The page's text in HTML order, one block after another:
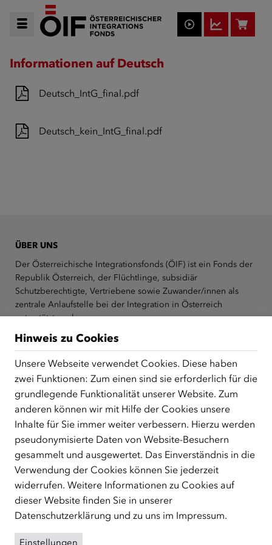
Informationen auf Deutsch
Deutsch_IntG_final.pdf
Deutsch_kein_IntG_final.pdf
ÜBER UNS
Der Österreichische Integrationsfonds (ÖIF) ist ein Fonds der
Republik Österreich, der Flüchtlinge, subsidiär
Schutzberechtigte, Vertriebene sowie Zuwander/innen als
zentrale Anlaufstelle bei der Integration in Österreich
unterstützt.mehr
FacebookYouTubeInstagramLinkedIn
Über den ÖIF
Der Österreichische Integrationsfonds (ÖIF)
Organigramm
Presse
Informationen erhalten
Karriere
ÖIF-Bestelldienst
Themen
Integrationsmaßnahmen
Förderungen
Hinweis zu Cookies
Unsere Webseite verwendet Cookies. Diese haben
zwei Funktionen: Zum einen sind sie erforderlich für die
grundlegende Funktionalität unserer Website. Zum
anderen können wir mit Hilfe der Cookies unsere
Inhalte für Sie immer weiter verbessern. Hierzu werden
pseudonymisierte Daten von Website-Besuchern
gesammelt und ausgewertet. Das Einverständnis in die
Verwendung der Cookies können Sie jederzeit
widerrufen. Weitere Informationen zu Cookies auf
dieser Website finden Sie in unserer
Datenschutzerklärung und zu uns im Impressum.
Einstellungen